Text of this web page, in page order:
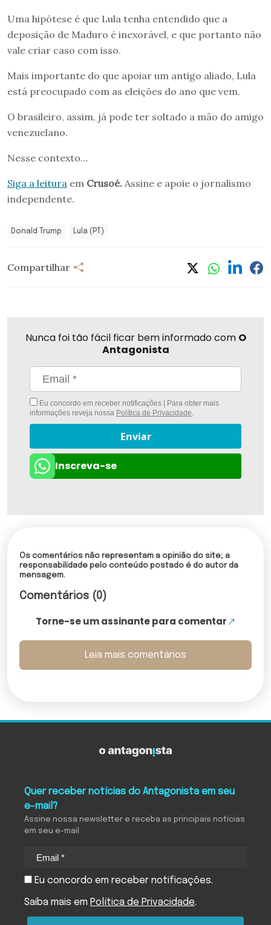
Uma hipótese é que Lula tenha entendido que a
deposição de Maduro é inexorável, e que portanto não
vale criar caso com isso.
Mais importante do que apoiar um antigo aliado, Lula
está preocupado com as eleições do ano que vem.
O brasileiro, assim, já pode ter soltado a mão do amigo
venezuelano.
Nesse contexto…
Siga a leitura em Crusoé. Assine e apoie o jornalismo
independente.
Donald Trump Lula (PT)
Compartilhar
Nunca foi tão fácil ficar bem informado com O
Antagonista
Eu concordo em receber notificações | Para obter mais
informações reveja nossa Política de Privacidade.
Enviar
Inscreva-se
Os comentários não representam a opinião do site; a
responsabilidade pelo conteúdo postado é do autor da
mensagem.
Comentários (0)
Torne-se um assinante para comentar
Leia mais comentários
Quer receber notícias do Antagonista em seu
e-mail?
Assine nossa newsletter e receba as principais notícias
em seu e-mail
Eu concordo em receber notificações.
Saiba mais em Política de Privacidade.